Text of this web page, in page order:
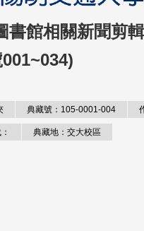
書館相關新聞剪
典藏號：105-0001-004
典藏地：交大校區